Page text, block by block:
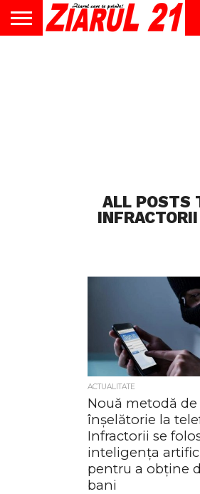
ALL POSTS
ACTUALITATE
Nouă metodă de
înșelătorie la
Infractorii se
inteligența
pentru a obține
bani